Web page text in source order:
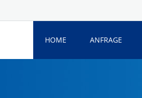
HOME ANFRAGE